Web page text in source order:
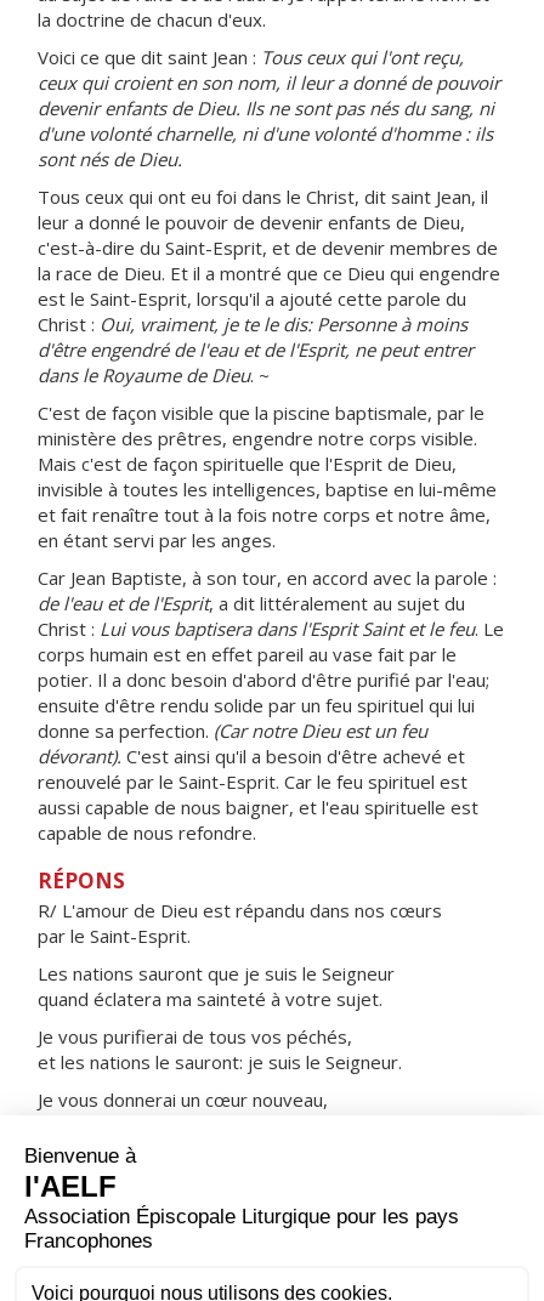
la doctrine de chacun d'eux.
Voici ce que dit saint Jean : Tous ceux qui l'ont reçu,
ceux qui croient en son nom, il leur a donné de pouvoir
devenir enfants de Dieu. Ils ne sont pas nés du sang, ni
d'une volonté charnelle, ni d'une volonté d'homme : ils
sont nés de Dieu.
Tous ceux qui ont eu foi dans le Christ, dit saint Jean, il
leur a donné le pouvoir de devenir enfants de Dieu,
c'est-à-dire du Saint-Esprit, et de devenir membres de
la race de Dieu. Et il a montré que ce Dieu qui engendre
est le Saint-Esprit, lorsqu'il a ajouté cette parole du
Christ : Oui, vraiment, je te le dis: Personne à moins
d'être engendré de l'eau et de l'Esprit, ne peut entrer
dans le Royaume de Dieu. ~
C'est de façon visible que la piscine baptismale, par le
ministère des prêtres, engendre notre corps visible.
Mais c'est de façon spirituelle que l'Esprit de Dieu,
invisible à toutes les intelligences, baptise en lui-même
et fait renaître tout à la fois notre corps et notre âme,
en étant servi par les anges.
Car Jean Baptiste, à son tour, en accord avec la parole :
de l'eau et de l'Esprit, a dit littéralement au sujet du
Christ : Lui vous baptisera dans l'Esprit Saint et le feu. Le
corps humain est en effet pareil au vase fait par le
potier. Il a donc besoin d'abord d'être purifié par l'eau;
ensuite d'être rendu solide par un feu spirituel qui lui
donne sa perfection. (Car notre Dieu est un feu
dévorant). C'est ainsi qu'il a besoin d'être achevé et
renouvelé par le Saint-Esprit. Car le feu spirituel est
aussi capable de nous baigner, et l'eau spirituelle est
capable de nous refondre.
RÉPONS
R/ L'amour de Dieu est répandu dans nos cœurs
par le Saint-Esprit.
Les nations sauront que je suis le Seigneur
quand éclatera ma sainteté à votre sujet.
Je vous purifierai de tous vos péchés,
et les nations le sauront: je suis le Seigneur.
Je vous donnerai un cœur nouveau,
Je mettrai en vous mon Esprit,
et vous marcherez selon mes lois.
ORAISON
long de notre vie les grâces que nous offre le temps